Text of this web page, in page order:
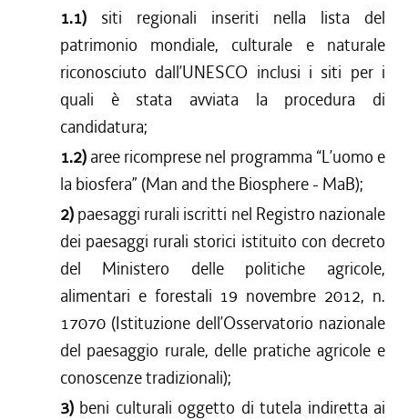
1.1) siti regionali inseriti nella lista del
patrimonio mondiale, culturale e naturale
riconosciuto dall’UNESCO inclusi i siti per i
quali è stata avviata la procedura di
candidatura;
1.2) aree ricomprese nel programma “L’uomo e
la biosfera” (Man and the Biosphere - MaB);
2) paesaggi rurali iscritti nel Registro nazionale
dei paesaggi rurali storici istituito con decreto
del Ministero delle politiche agricole,
alimentari e forestali 19 novembre 2012, n.
17070 (Istituzione dell’Osservatorio nazionale
del paesaggio rurale, delle pratiche agricole e
conoscenze tradizionali);
3) beni culturali oggetto di tutela indiretta ai